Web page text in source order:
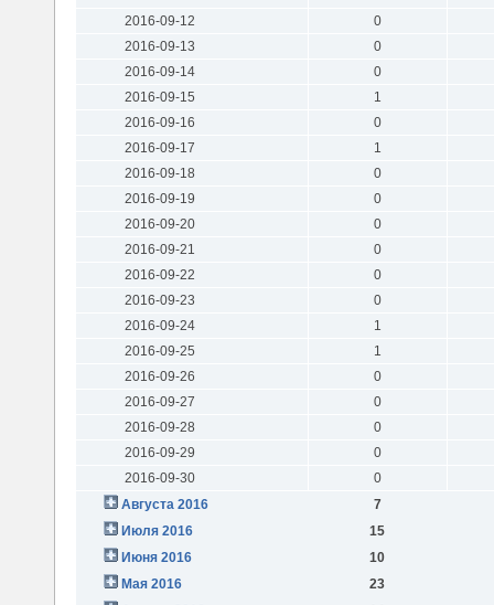
2016-09-12
0
2016-09-13
0
2016-09-14
0
2016-09-15
1
2016-09-16
0
2016-09-17
1
2016-09-18
0
2016-09-19
0
2016-09-20
0
2016-09-21
0
2016-09-22
0
2016-09-23
0
2016-09-24
1
2016-09-25
1
2016-09-26
0
2016-09-27
0
2016-09-28
0
2016-09-29
0
2016-09-30
0
Августа 2016
7
Июля 2016
15
Июня 2016
10
Мая 2016
23